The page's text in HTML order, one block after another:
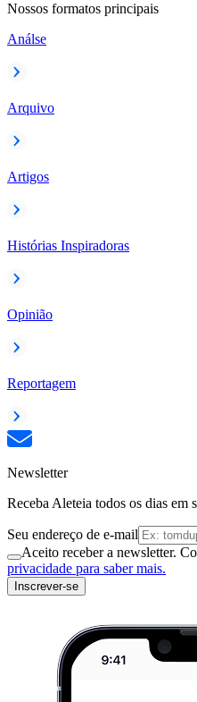
Nossos formatos principais
Análse
Arquivo
Artigos
Histórias Inspiradoras
Opinião
Reportagem
Newsletter
Receba Aleteia todos os dias em
Seu endereço de e-mail
Aceito receber a newsletter.
privacidade para saber mais.
Inscrever-se